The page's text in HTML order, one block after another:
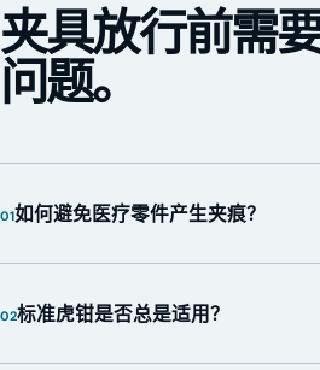
夹具放行前需
问题。
01如何避免医疗零件产生夹痕？
02标准虎钳是否总是适用？